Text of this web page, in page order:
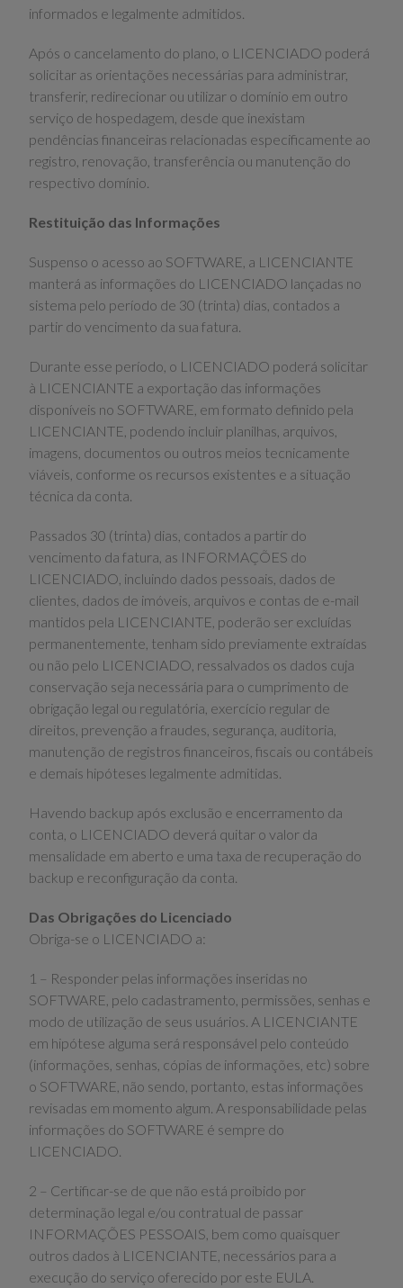
informados e legalmente admitidos.
Após o cancelamento do plano, o LICENCIADO poderá
solicitar as orientações necessárias para administrar,
transferir, redirecionar ou utilizar o domínio em outro
serviço de hospedagem, desde que inexistam
pendências financeiras relacionadas especificamente ao
registro, renovação, transferência ou manutenção do
respectivo domínio.
Restituição das Informações
Suspenso o acesso ao SOFTWARE, a LICENCIANTE
manterá as informações do LICENCIADO lançadas no
sistema pelo período de 30 (trinta) dias, contados a
partir do vencimento da sua fatura.
Durante esse período, o LICENCIADO poderá solicitar
à LICENCIANTE a exportação das informações
disponíveis no SOFTWARE, em formato definido pela
LICENCIANTE, podendo incluir planilhas, arquivos,
imagens, documentos ou outros meios tecnicamente
viáveis, conforme os recursos existentes e a situação
técnica da conta.
Passados 30 (trinta) dias, contados a partir do
vencimento da fatura, as INFORMAÇÕES do
LICENCIADO, incluindo dados pessoais, dados de
clientes, dados de imóveis, arquivos e contas de e-mail
mantidos pela LICENCIANTE, poderão ser excluídas
permanentemente, tenham sido previamente extraídas
ou não pelo LICENCIADO, ressalvados os dados cuja
conservação seja necessária para o cumprimento de
obrigação legal ou regulatória, exercício regular de
direitos, prevenção a fraudes, segurança, auditoria,
manutenção de registros financeiros, fiscais ou contábeis
e demais hipóteses legalmente admitidas.
Havendo backup após exclusão e encerramento da
conta, o LICENCIADO deverá quitar o valor da
mensalidade em aberto e uma taxa de recuperação do
backup e reconfiguração da conta.
Das Obrigações do Licenciado
Obriga-se o LICENCIADO a:
1 – Responder pelas informações inseridas no
SOFTWARE, pelo cadastramento, permissões, senhas e
modo de utilização de seus usuários. A LICENCIANTE
em hipótese alguma será responsável pelo conteúdo
(informações, senhas, cópias de informações, etc) sobre
o SOFTWARE, não sendo, portanto, estas informações
revisadas em momento algum. A responsabilidade pelas
informações do SOFTWARE é sempre do
LICENCIADO.
2 – Certificar-se de que não está proibido por
determinação legal e/ou contratual de passar
INFORMAÇÕES PESSOAIS, bem como quaisquer
outros dados à LICENCIANTE, necessários para a
execução do serviço oferecido por este EULA.